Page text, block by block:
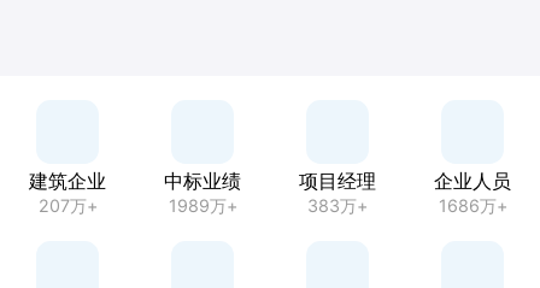
建筑企业
207万+
中标业绩
1989万+
项目经理
383万+
企业人员
1686万+